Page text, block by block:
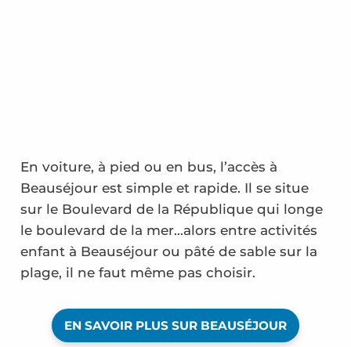
En voiture, à pied ou en bus, l’accès à
Beauséjour est simple et rapide. Il se situe
sur le Boulevard de la République qui longe
le boulevard de la mer…alors entre activités
enfant à Beauséjour ou pâté de sable sur la
plage, il ne faut même pas choisir.
EN SAVOIR PLUS SUR BEAUSÉJOUR